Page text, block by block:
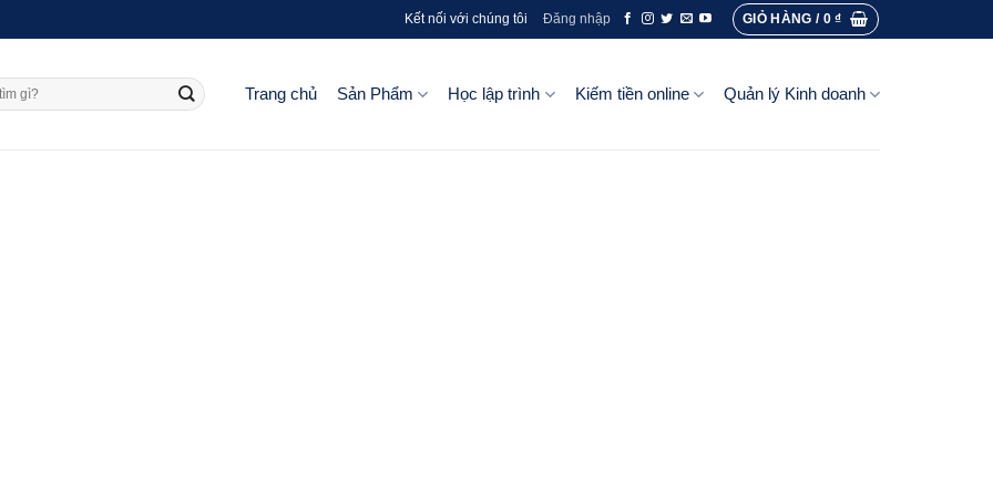
Kết nối với chúng tôi Đăng nhập GIỎ HÀNG / 0₫
Trang chủ Sản Phẩm Học lập trình Kiếm tiền online Quản lý Kinh doanh